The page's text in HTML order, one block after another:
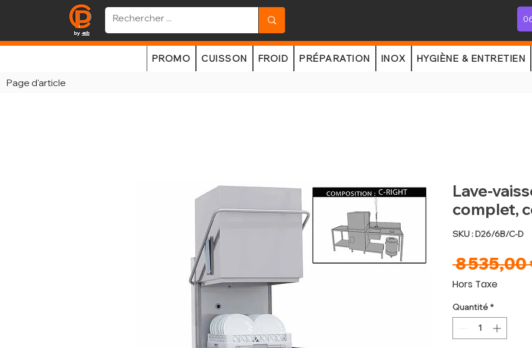
PROMO CUISSON FROID PRÉPARATION INOX HYGIÈNE & ENTRETIEN
Page d'article
Lave-
complet,
SKU : D26/6B/C-D
8 535,00
Hors Taxe
Quantité *